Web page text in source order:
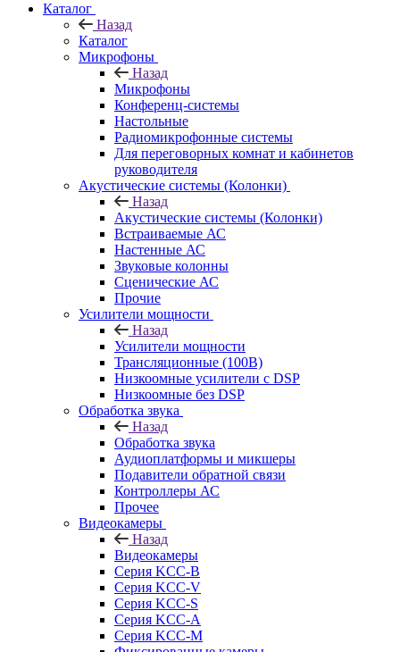
Каталог
Назад
Каталог
Микрофоны
Назад
Микрофоны
Конференц-системы
Настольные
Радиомикрофонные системы
Для переговорных комнат и кабинетов
руководителя
Акустические системы (Колонки)
Назад
Акустические системы (Колонки)
Встраиваемые АС
Настенные АС
Звуковые колонны
Сценические АС
Прочие
Усилители мощности
Назад
Усилители мощности
Трансляционные (100В)
Низкоомные усилители с DSP
Низкоомные без DSP
Обработка звука
Назад
Обработка звука
Аудиоплатформы и микшеры
Подавители обратной связи
Контроллеры АС
Прочее
Видеокамеры
Назад
Видеокамеры
Серия KCC-B
Серия KCC-V
Серия KCC-S
Серия KCC-A
Серия KCC-M